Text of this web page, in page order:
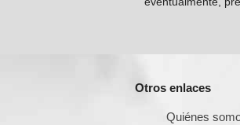
Otros enlaces
Quiénes